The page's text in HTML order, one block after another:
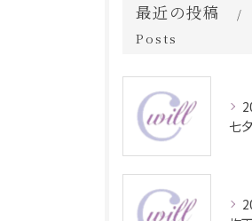
最近の投稿
Posts